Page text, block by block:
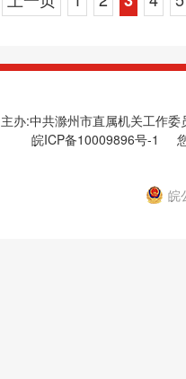
主办:中共滁州市直属机关工作
皖ICP备10009896号-1
您
皖